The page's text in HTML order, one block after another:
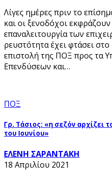
Λίγες ημέρες πριν το
και οι ξενοδόχοι
επαναλειτουργία των
ρευστότητα έχει φτάσει
επιστολή της ΠΟΞ προς τα
Επενδύσεων και…
ΠΟΞ
Γρ. Τάσιος: «η σεζόν αρχίζει
του Ιουνίου»
ΕΛΕΝΗ ΣΑΡΑΝΤΑΚΗ
18 Απριλίου 2021